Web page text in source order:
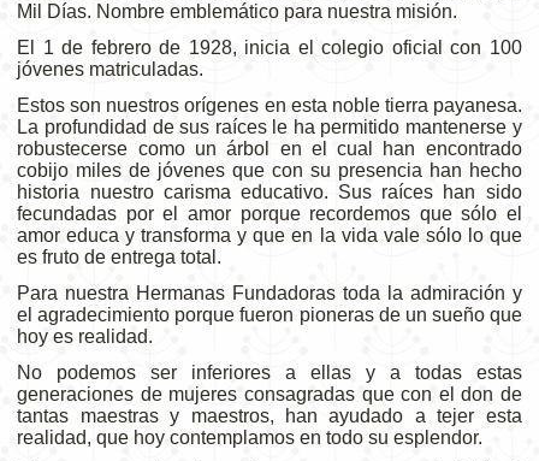
Mil Días. Nombre emblemático para nuestra misión.
El 1 de febrero de 1928, inicia el colegio oficial con 100
jóvenes matriculadas.
Estos son nuestros orígenes en esta noble tierra payanesa.
La profundidad de sus raíces le ha permitido mantenerse y
robustecerse como un árbol en el cual han encontrado
cobijo miles de jóvenes que con su presencia han hecho
historia nuestro carisma educativo. Sus raíces han sido
fecundadas por el amor porque recordemos que sólo el
amor educa y transforma y que en la vida vale sólo lo que
es fruto de entrega total.
Para nuestra Hermanas Fundadoras toda la admiración y
el agradecimiento porque fueron pioneras de un sueño que
hoy es realidad.
No podemos ser inferiores a ellas y a todas estas
generaciones de mujeres consagradas que con el don de
tantas maestras y maestros, han ayudado a tejer esta
realidad, que hoy contemplamos en todo su esplendor.